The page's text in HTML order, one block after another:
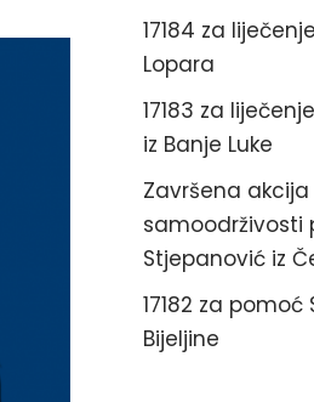
17184 za
Lopara
17183 za
iz Banje Luke
Završena
samoodrživosti
Stjepanović iz
17182 za
Bijeljine